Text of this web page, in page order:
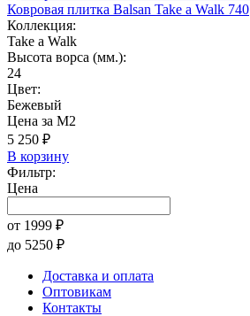
Ковровая плитка Balsan Take a Walk 740
Коллекция:
Take a Walk
Высота ворса (мм.):
24
Цвет:
Бежевый
Цена за М2
5 250 ₽
В корзину
Фильтр:
Цена
от 1999 ₽
до 5250 ₽
Доставка и оплата
Оптовикам
Контакты